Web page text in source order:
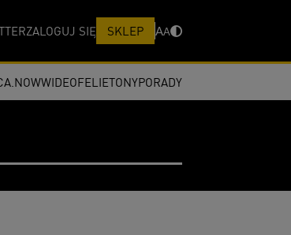
ZALOGUJ SIĘ SKLEP AA
WIDEOFELIETONYPORADY